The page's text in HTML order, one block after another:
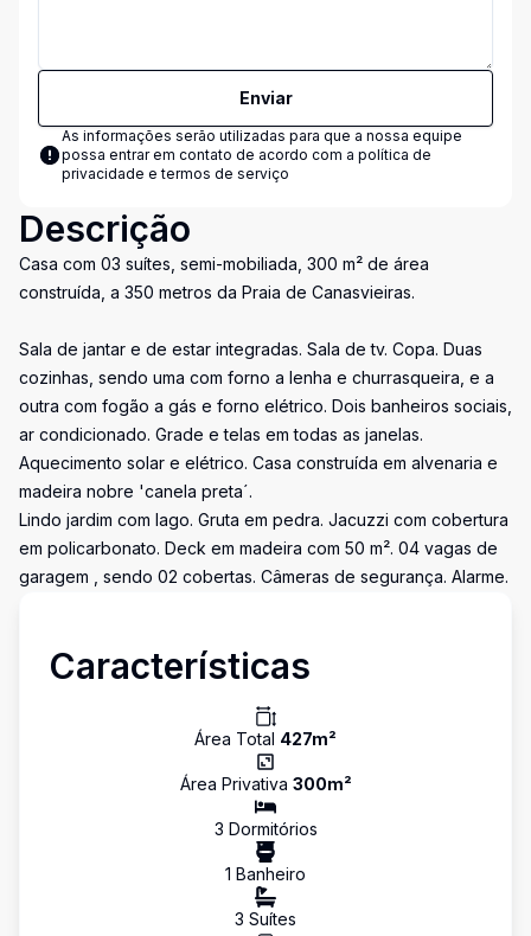
Enviar
As informações serão utilizadas para que a nossa equipe
possa entrar em contato de acordo com a política de
privacidade e termos de serviço
Descrição
Casa com 03 suítes, semi-mobiliada, 300 m² de área
construída, a 350 metros da Praia de Canasvieiras.
Sala de jantar e de estar integradas. Sala de tv. Copa. Duas
cozinhas, sendo uma com forno a lenha e churrasqueira, e a
outra com fogão a gás e forno elétrico. Dois banheiros sociais,
ar condicionado. Grade e telas em todas as janelas.
Aquecimento solar e elétrico. Casa construída em alvenaria e
madeira nobre 'canela preta´.
Lindo jardim com lago. Gruta em pedra. Jacuzzi com cobertura
em policarbonato. Deck em madeira com 50 m². 04 vagas de
garagem , sendo 02 cobertas. Câmeras de segurança. Alarme.
Características
Área Total 427m²
Área Privativa 300m²
3 Dormitórios
1 Banheiro
3 Suítes